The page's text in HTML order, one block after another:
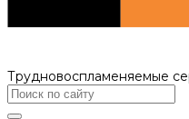
Трудновоспламеняемые